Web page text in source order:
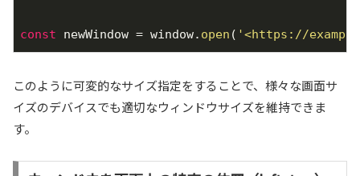
const newWindow = window. open ( '<https://
このように可変的なサイズ指定をすることで、様々な画面サ
イズのデバイスでも適切なウィンドウサイズを維持できま
す。